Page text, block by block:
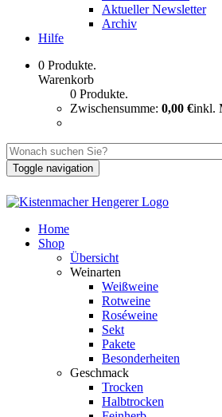
Aktueller Newsletter
Archiv
Hilfe
0 Produkte.
Warenkorb
0 Produkte.
Zwischensumme: 0,00 €inkl.
Toggle navigation
Home
Shop
Übersicht
Weinarten
Weißweine
Rotweine
Roséweine
Sekt
Pakete
Besonderheiten
Geschmack
Trocken
Halbtrocken